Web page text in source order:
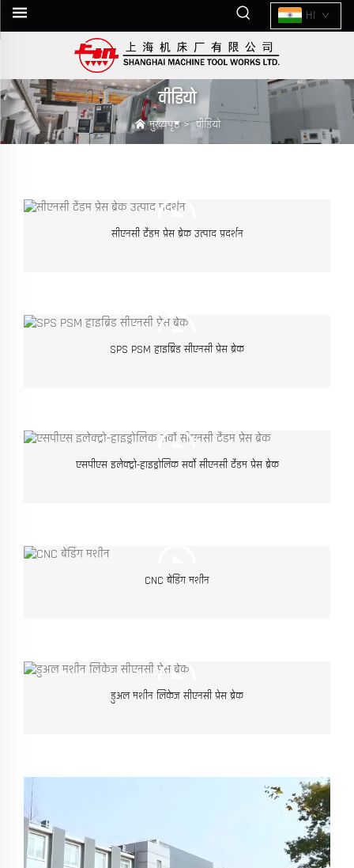
HI
वीडियो
मुख्यपृष्ठ>वीडियो
सीएनसी टैंडम प्रेस ब्रेक उत्पाद प्रदर्शन
SPS PSM हाइब्रिड सीएनसी प्रेस ब्रेक
एसपीएस इलेक्ट्रो-हाइड्रोलिक सर्वो सीएनसी टैंडम प्रेस ब्रेक
CNC बेंडिंग मशीन
डुअल मशीन लिंकेज सीएनसी प्रेस ब्रेक